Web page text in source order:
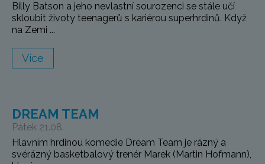
Billy Batson a jeho nevlastní sourozenci se stále učí
skloubit životy teenagerů s kariérou superhrdinů. Když
na Zemi ...
Více
DREAM TEAM
Pátek 21.08.
Hlavním hrdinou komedie Dream Team je rázný a
svérázný basketbalový trenér Marek (Martin Hofmann),